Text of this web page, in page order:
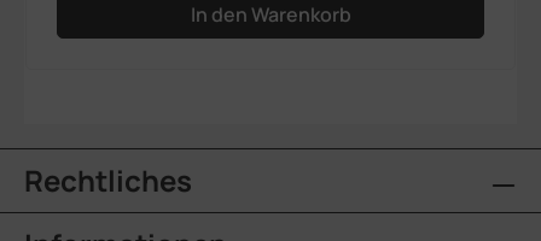
In den Warenkorb
Rechtliches